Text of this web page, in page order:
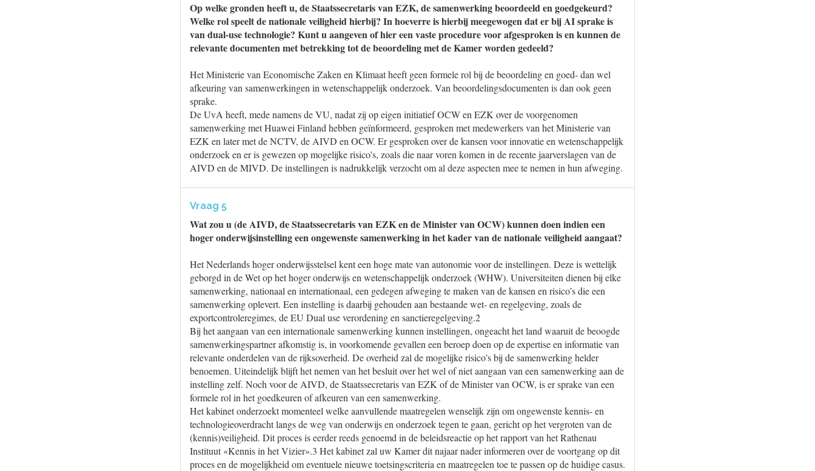
Op welke gronden heeft u, de Staatssecretaris van EZK, de samenwerking beoordeeld en goedgekeurd?
Welke rol speelt de nationale veiligheid hierbij? In hoeverre is hierbij meegewogen dat er bij AI sprake is
van dual-use technologie? Kunt u aangeven of hier een vaste procedure voor afgesproken is en kunnen de
relevante documenten met betrekking tot de beoordeling met de Kamer worden gedeeld?
Het Ministerie van Economische Zaken en Klimaat heeft geen formele rol bij de beoordeling en goed- dan wel
afkeuring van samenwerkingen in wetenschappelijk onderzoek. Van beoordelingsdocumenten is dan ook geen
sprake.
De UvA heeft, mede namens de VU, nadat zij op eigen initiatief OCW en EZK over de voorgenomen
samenwerking met Huawei Finland hebben geïnformeerd, gesproken met medewerkers van het Ministerie van
EZK en later met de NCTV, de AIVD en OCW. Er gesproken over de kansen voor innovatie en wetenschappelijk
onderzoek en er is gewezen op mogelijke risico’s, zoals die naar voren komen in de recente jaarverslagen van de
AIVD en de MIVD. De instellingen is nadrukkelijk verzocht om al deze aspecten mee te nemen in hun afweging.
Vraag 5
Wat zou u (de AIVD, de Staatssecretaris van EZK en de Minister van OCW) kunnen doen indien een
hoger onderwijsinstelling een ongewenste samenwerking in het kader van de nationale veiligheid aangaat?
Het Nederlands hoger onderwijsstelsel kent een hoge mate van autonomie voor de instellingen. Deze is wettelijk
geborgd in de Wet op het hoger onderwijs en wetenschappelijk onderzoek (WHW). Universiteiten dienen bij elke
samenwerking, nationaal en internationaal, een gedegen afweging te maken van de kansen en risico’s die een
samenwerking oplevert. Een instelling is daarbij gehouden aan bestaande wet- en regelgeving, zoals de
exportcontroleregimes, de EU Dual use verordening en sanctieregelgeving.2
Bij het aangaan van een internationale samenwerking kunnen instellingen, ongeacht het land waaruit de beoogde
samenwerkingspartner afkomstig is, in voorkomende gevallen een beroep doen op de expertise en informatie van
relevante onderdelen van de rijksoverheid. De overheid zal de mogelijke risico’s bij de samenwerking helder
benoemen. Uiteindelijk blijft het nemen van het besluit over het wel of niet aangaan van een samenwerking aan de
instelling zelf. Noch voor de AIVD, de Staatssecretaris van EZK of de Minister van OCW, is er sprake van een
formele rol in het goedkeuren of afkeuren van een samenwerking.
Het kabinet onderzoekt momenteel welke aanvullende maatregelen wenselijk zijn om ongewenste kennis- en
technologieoverdracht langs de weg van onderwijs en onderzoek tegen te gaan, gericht op het vergroten van de
(kennis)veiligheid. Dit proces is eerder reeds genoemd in de beleidsreactie op het rapport van het Rathenau
Instituut «Kennis in het Vizier».3 Het kabinet zal uw Kamer dit najaar nader informeren over de voortgang op dit
proces en de mogelijkheid om eventuele nieuwe toetsingscriteria en maatregelen toe te passen op de huidige casus.